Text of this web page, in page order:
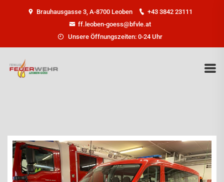
Brauhausgasse 3, A-8700 Leoben
+43 3842 23111
ff.leoben-goess@bfvle.at
Unsere Öffnungszeiten: 0-24 Uhr